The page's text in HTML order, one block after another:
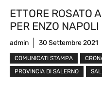
ETTORE ROSATO
PER ENZO
admin 30 Settembre 2021
COMUNICATI STAMPA
PROVINCIA DI SALERNO